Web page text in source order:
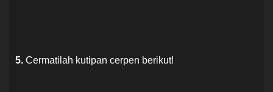
5. Cermatilah kutipan cerpen berikut!